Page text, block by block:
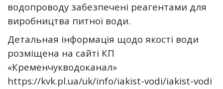
водопроводу забезпечені реагентами для
виробництва питної води.
Детальная інформація щодо якості води
розміщена на сайті КП
«Кременчукводоканал»
https://kvk.pl.ua/uk/info/iakist-vodi/iakist-vodi